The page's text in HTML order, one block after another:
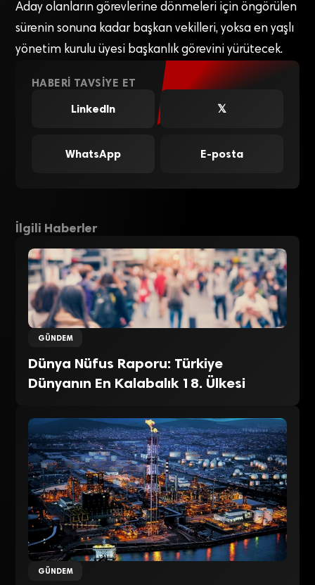
Aday olanların görevlerine dönmeleri için öngörülen
sürenin sonuna kadar başkan vekilleri, yoksa en yaşlı
yönetim kurulu üyesi başkanlık görevini yürütecek.
HABERI TAVSIYE ET
LinkedIn
𝕏
WhatsApp E-posta
İlgili Haberler
GÜNDEM
Dünya Nüfus Raporu: Türkiye
Dünyanın En Kalabalık 18. Ülkesi
GÜNDEM